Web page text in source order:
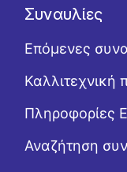
Συναυλίες
Επόμενες
Καλλιτεχνική
Πληροφορίες
Αναζήτηση